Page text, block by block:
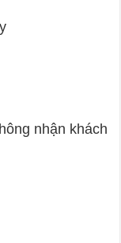
nhận khách